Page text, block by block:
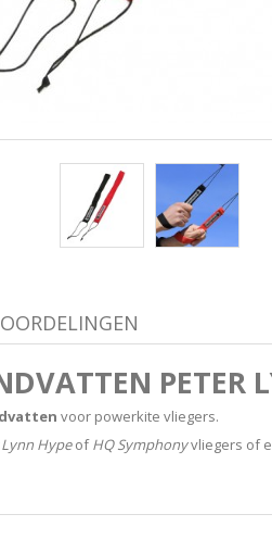
PETER
voor powerkite vliegers.
HypeofHQ Symphonyvliegers of